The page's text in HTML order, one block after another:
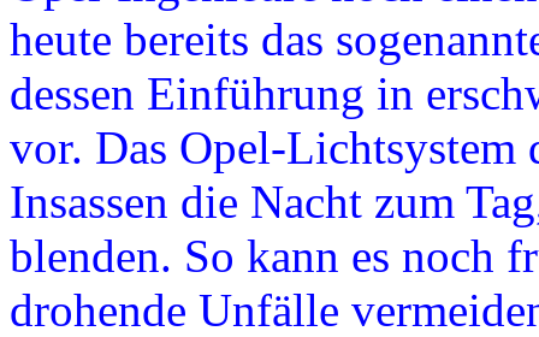
heute bereits das
dessen Einführung in
vor. Das Opel-
Insassen die Nacht zum
blenden. So kann es noch
drohende Unfälle